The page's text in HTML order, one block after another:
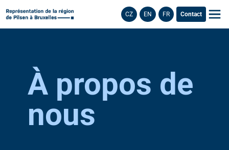
CZ EN FR Contact
À propos de
nous